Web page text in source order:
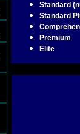
Standard
Standard
Premium
Elite